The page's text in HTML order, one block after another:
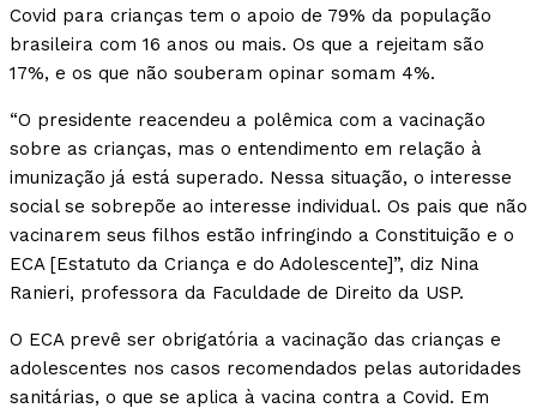
Covid para crianças tem o apoio de 79% da população
brasileira com 16 anos ou mais. Os que a rejeitam são
17%, e os que não souberam opinar somam 4%.
“O presidente reacendeu a polêmica com a vacinação
sobre as crianças, mas o entendimento em relação à
imunização já está superado. Nessa situação, o interesse
social se sobrepõe ao interesse individual. Os pais que não
vacinarem seus filhos estão infringindo a Constituição e o
ECA [Estatuto da Criança e do Adolescente]”, diz Nina
Ranieri, professora da Faculdade de Direito da USP.
O ECA prevê ser obrigatória a vacinação das crianças e
adolescentes nos casos recomendados pelas autoridades
sanitárias, o que se aplica à vacina contra a Covid. Em